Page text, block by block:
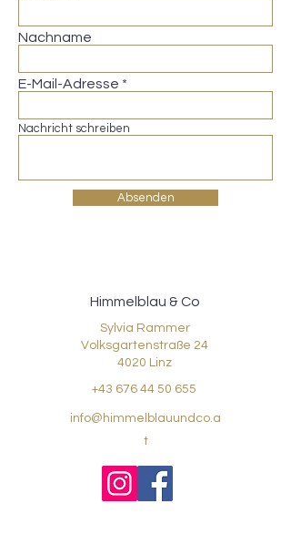
Nachname
E-Mail-Adresse
Nachricht schreiben
Absenden
Himmelblau & Co
Sylvia Rammer
Volksgartenstraße 24
4020 Linz
+43 676 44 50 655
info@himmelblauundco.a
t